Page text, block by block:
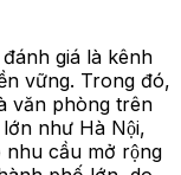
giá là kênh
vững. Trong đó,
văn phòng trên
như Hà Nội,
cầu mở rộng